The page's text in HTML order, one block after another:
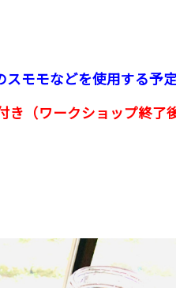
モモなどを使用する予定
き（ワークショップ終了